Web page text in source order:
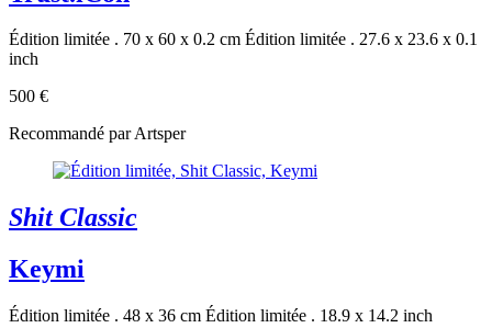
Édition limitée . 70 x 60 x 0.2 cm Édition limitée . 27.6 x 23.6 x 0.1
inch
500 €
Recommandé par Artsper
Shit Classic
Keymi
Édition limitée . 48 x 36 cm Édition limitée . 18.9 x 14.2 inch